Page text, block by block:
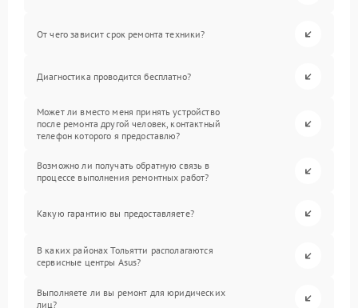
От чего зависит срок ремонта техники?
Диагностика проводится бесплатно?
Может ли вместо меня принять устройство
после ремонта другой человек, контактный
телефон которого я предоставлю?
Возможно ли получать обратную связь в
процессе выполнения ремонтных работ?
Какую гарантию вы предоставляете?
В каких районах Тольятти располагаются
сервисные центры Asus?
Выполняете ли вы ремонт для юридических
лиц?